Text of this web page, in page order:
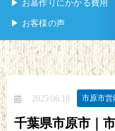
▶︎ お墓作りにかかる費用
▶︎ お客様の声
2025.06.18 市原市営
千葉県市原市｜